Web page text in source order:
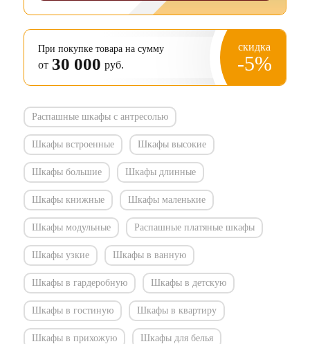
При покупке товара на сумму
от 30 000 руб.
скидка
-5%
Распашные шкафы с антресолью
Шкафы встроенные Шкафы высокие
Шкафы большие Шкафы длинные
Шкафы книжные Шкафы маленькие
Шкафы модульные Распашные платяные шкафы
Шкафы узкие Шкафы в ванную
Шкафы в гардеробную Шкафы в детскую
Шкафы в гостиную Шкафы в квартиру
Шкафы в прихожую Шкафы для белья